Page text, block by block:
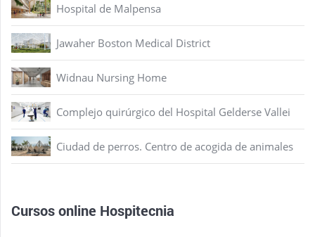
Hospital de Malpensa
Jawaher Boston Medical District
Widnau Nursing Home
Complejo quirúrgico del Hospital Gelderse Vallei
Ciudad de perros. Centro de acogida de animales
Cursos online Hospitecnia